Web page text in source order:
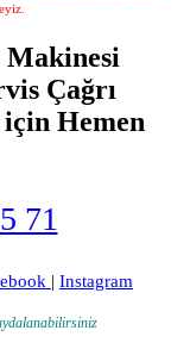
Makinesi
Çağrı
Hemen
71
| Instagram